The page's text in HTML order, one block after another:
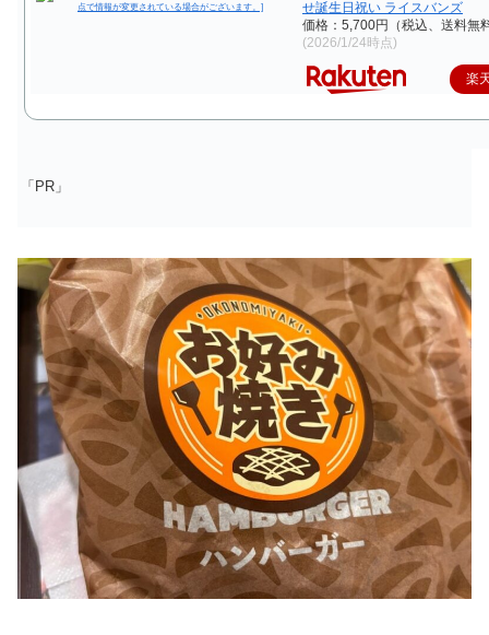
せ誕生日祝い ライスバンズ
価格：5,700円（税込、送料無
(2026/1/24時点)
楽
「PR」